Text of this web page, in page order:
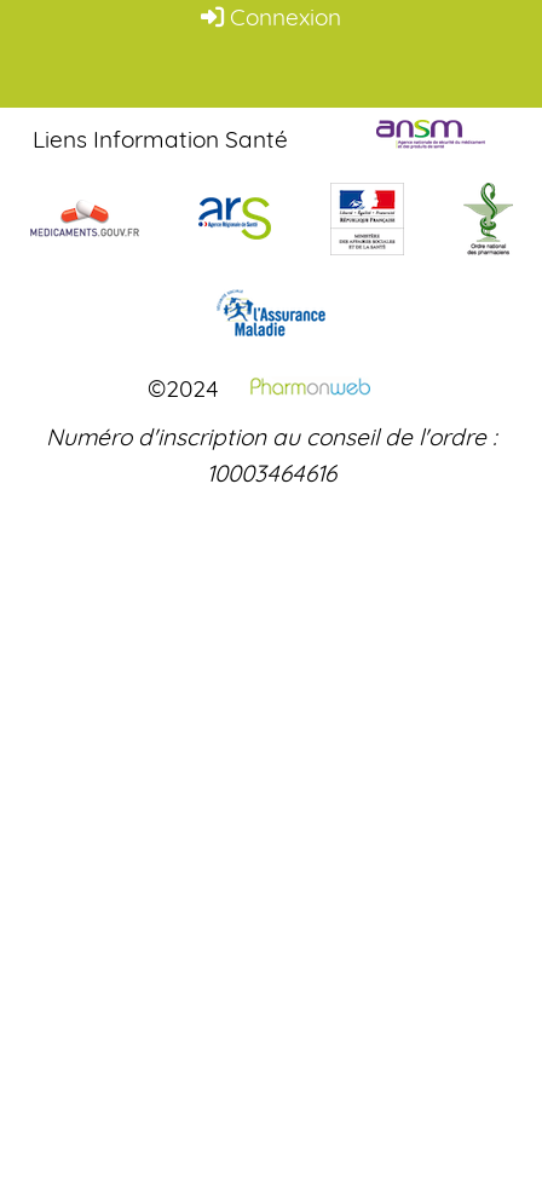
Connexion
Liens Information Santé
©2024
Numéro d'inscription au conseil de l'ordre :
10003464616